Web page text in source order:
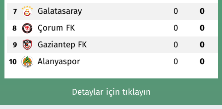
7 Galatasaray 0 0
8 Çorum FK 0 0
9 Gaziantep FK 0 0
10 Alanyaspor 0 0
Detaylar için tıklayın